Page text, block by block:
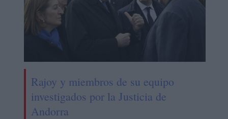
Rajoy y miembros de su equipo
investigados por la Justicia de
Andorra